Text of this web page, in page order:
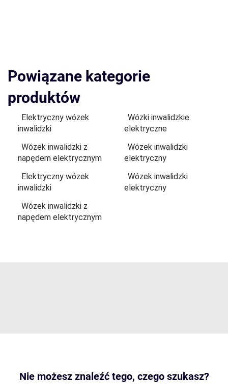
Powiązane kategorie
produktów
Elektryczny wózek
inwalidzki
Wózki inwalidzkie
elektryczne
Wózek inwalidzki z
napędem elektrycznym
Wózek inwalidzki
elektryczny
Elektryczny wózek
inwalidzki
Wózek inwalidzki
elektryczny
Wózek inwalidzki z
napędem elektrycznym
Nie możesz znaleźć tego, czego szukasz?